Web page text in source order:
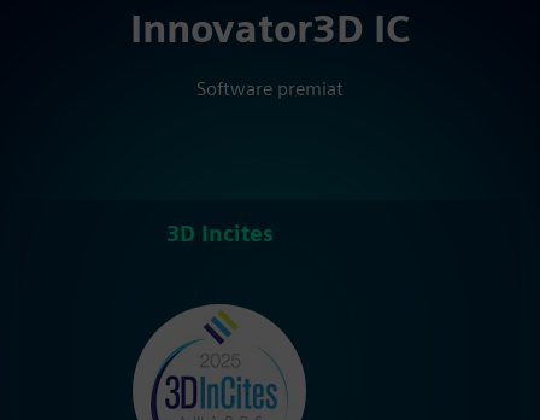
Innovator3D IC
Software premiat
3D Incites